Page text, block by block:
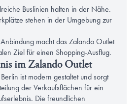
Buslinien halten in der Nähe.
stehen in der Umgebung zur
macht das Zalando Outlet
Ziel für einen Shopping-Ausflug.
im Zalando Outlet
ist modern gestaltet und sorgt
der Verkaufsflächen für ein
Die freundlichen